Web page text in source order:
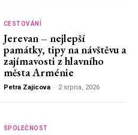
CESTOVÁNÍ
Jerevan – nejlepší
památky, tipy na návštěvu a
zajímavosti z hlavního
města Arménie
Petra Zajícova - 2 srpna, 2026
SPOLEČNOST